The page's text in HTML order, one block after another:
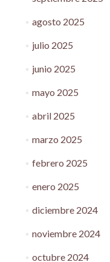
agosto 2025
julio 2025
junio 2025
mayo 2025
abril 2025
marzo 2025
febrero 2025
enero 2025
diciembre 2024
noviembre 2024
octubre 2024